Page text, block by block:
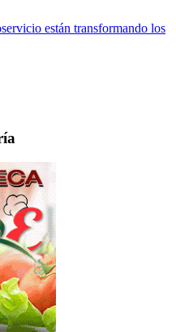
están transformando los